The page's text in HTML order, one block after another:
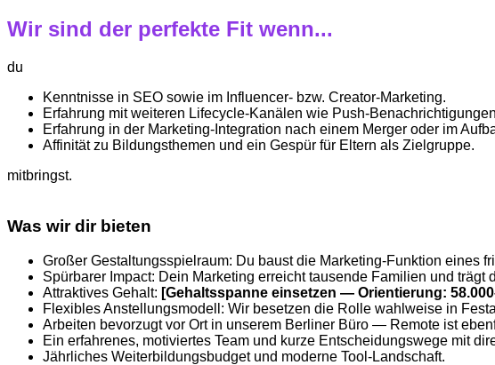
Wir sind der perfekte Fit wenn...
du
Kenntnisse in SEO sowie im Influencer- bzw. Creator-Marketing.
Erfahrung mit weiteren Lifecycle-Kanälen wie Push-
Erfahrung in der Marketing-Integration nach einem Merger oder im
Affinität zu Bildungsthemen und ein Gespür für Eltern als Zielgruppe.
mitbringst.
Was wir dir bieten
Großer Gestaltungsspielraum: Du baust die Marketing-Funktion eines
Spürbarer Impact: Dein Marketing erreicht tausende Familien und
Attraktives Gehalt: [Gehaltsspanne einsetzen — Orientierung:
Flexibles Anstellungsmodell: Wir besetzen die Rolle wahlweise in
Arbeiten bevorzugt vor Ort in unserem Berliner Büro — Remote ist
Ein erfahrenes, motiviertes Team und kurze Entscheidungswege mit
Jährliches Weiterbildungsbudget und moderne Tool-Landschaft.